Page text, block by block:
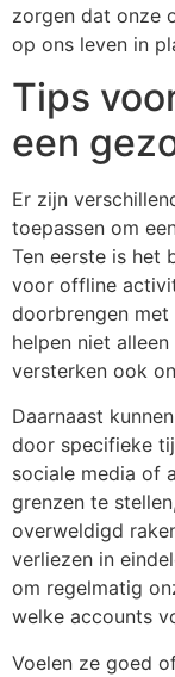
zorgen dat onze
op ons leven in
Tips
een
Er zijn
toepassen om
Ten eerste is het
voor offline
doorbrengen
helpen niet
versterken ook
Daarnaast
door specifieke
sociale media of
grenzen te
overweldigd
verliezen in
om regelmatig
welke accounts
Voelen ze goed